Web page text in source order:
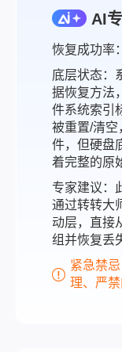
AI
恢复成功率：
底层状态：
据恢复方法
件系统索引
被重置/清空
件，但硬盘
着完整的原
专家建议：
通过转转大
动层，直接
组并恢复丢
紧急禁
理、严禁